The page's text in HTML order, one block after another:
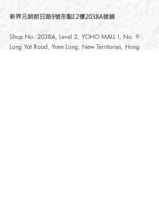
新界元朗朗日路9號形點I 2樓2038A號舖
Shop No. 2038A, Level 2, YOHO MALL I, No. 9
Long Yat Road, Yuen Long, New Territories, Hong